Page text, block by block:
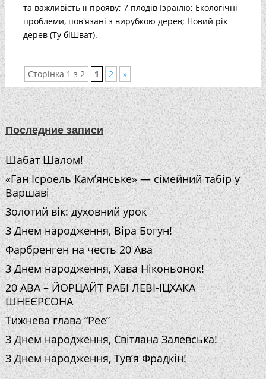
та важливість її прояву; 7 плодів Ізраїлю; Екологічні
проблеми, пов'язані з вирубкою дерев; Новий рік
дерев (Ту біШват).
Сторінка 1 з 2 1 2 »
Последние записи
Шабат Шалом!
«Ган Ісроель Кам’янське» — сімейний табір у
Варшаві
Золотий вік: духовний урок
З Днем народження, Віра Богун!
Фарбренген на честь 20 Ава
З Днем народження, Хава Ніконьонок!
20 АВА – ЙОРЦАЙТ РАБІ ЛЕВІ-ІЦХАКА
ШНЕЄРСОНА
Тижнева глава “Рее”
З Днем народження, Світлана Залевська!
З Днем народження, Тув’я Фрадкін!